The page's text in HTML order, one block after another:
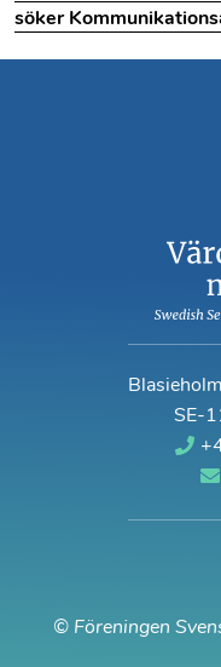
söker
SE-
© Föreningen